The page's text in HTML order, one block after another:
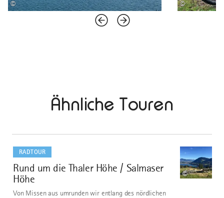
© ©
Ähnliche Touren
RADTOUR
1
Rund um die Thaler Höhe / Salmaser
Höhe
©
Von Missen aus umrunden wir entlang des nördlichen
dazu